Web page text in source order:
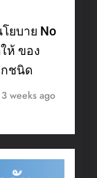
ยบาย No
ห้ ของ
ชนิด
3 weeks ago